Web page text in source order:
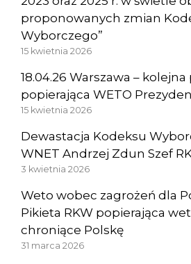
proponowanych zmian
Wyborczego”
15 kwietnia 2026
18.04.26 Warszawa –
popierająca WETO
15 kwietnia 2026
Dewastacja Kodeksu
WNET Andrzej Zdun Szef
3 kwietnia 2026
Weto wobec zagrożeń dla
Pikieta RKW popierająca
chroniące Polskę
31 marca 2026